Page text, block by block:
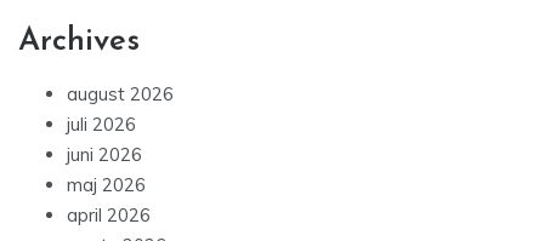
Archives
august 2026
juli 2026
juni 2026
maj 2026
april 2026